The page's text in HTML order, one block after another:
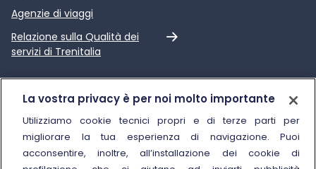
Agenzie di viaggi
Relazione sulla Qualità dei
servizi di Trenitalia
Link esterno
Chi siamo
Sostenibilità
Trenitalia for Business
La vostra privacy è per noi molto importante
Utilizziamo cookie tecnici propri e di terze parti per
migliorare la tua esperienza di navigazione. Puoi
acconsentire, inoltre, all’installazione dei cookie di